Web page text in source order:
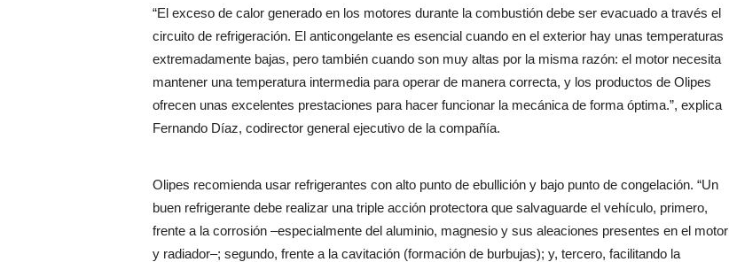
“El exceso de calor generado en los motores durante la combustión debe ser evacuado a través el
circuito de refrigeración. El anticongelante es esencial cuando en el exterior hay unas temperaturas
extremadamente bajas, pero también cuando son muy altas por la misma razón: el motor necesita
mantener una temperatura intermedia para operar de manera correcta, y los productos de Olipes
ofrecen unas excelentes prestaciones para hacer funcionar la mecánica de forma óptima.”, explica
Fernando Díaz, codirector general ejecutivo de la compañía.
Olipes recomienda usar refrigerantes con alto punto de ebullición y bajo punto de congelación. “Un
buen refrigerante debe realizar una triple acción protectora que salvaguarde el vehículo, primero,
frente a la corrosión –especialmente del aluminio, magnesio y sus aleaciones presentes en el motor
y radiador–; segundo, frente a la cavitación (formación de burbujas); y, tercero, facilitando la